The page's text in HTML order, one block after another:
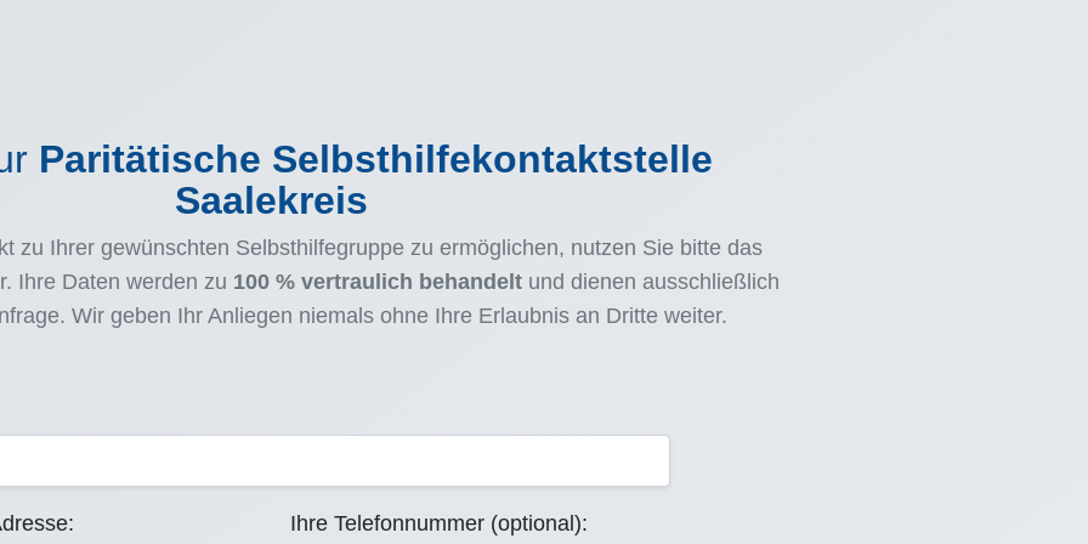
Paritätische Selbsthilfekontaktstelle
Saalekreis
zu Ihrer gewünschten Selbsthilfegruppe zu ermöglichen, nutzen Sie bitte das
Ihre Daten werden zu 100 % vertraulich behandelt und dienen ausschließlich
Wir geben Ihr Anliegen niemals ohne Ihre Erlaubnis an Dritte weiter.
Ihre Telefonnummer (optional):